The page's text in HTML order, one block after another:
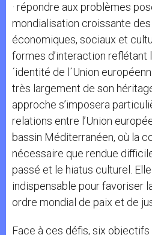
· répondre aux problèmes
mondialisation croissante
économiques, sociaux et
formes d’interaction reflétant
´identité de l´Union
très largement de son
approche s’imposera
relations entre l’Union
bassin Méditerranéen, où la
nécessaire que rendue
passé et le hiatus culturel.
indispensable pour favoriser
ordre mondial de paix et de
Face à ces défis, six